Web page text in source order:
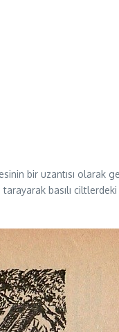
bir uzantısı olarak
tarayarak basılı